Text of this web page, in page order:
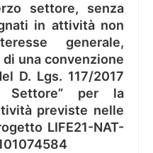
settore, senza
in attività non
generale,
una convenzione
D. Lgs. 117/2017
Settore” per la
previste nelle
LIFE21-NAT-